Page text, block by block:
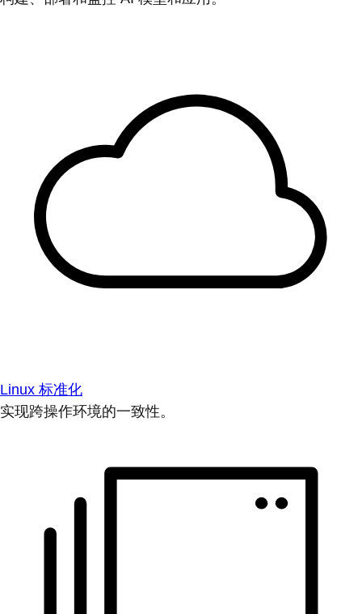
Linux 标准化
实现跨操作环境的一致性。